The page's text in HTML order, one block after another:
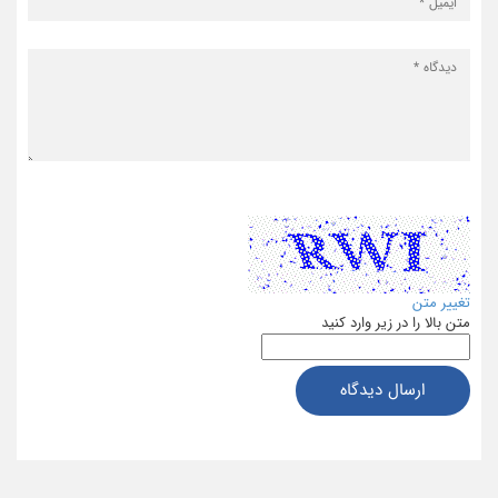
تغییر متن
متن بالا را در زیر وارد کنید
ارسال دیدگاه